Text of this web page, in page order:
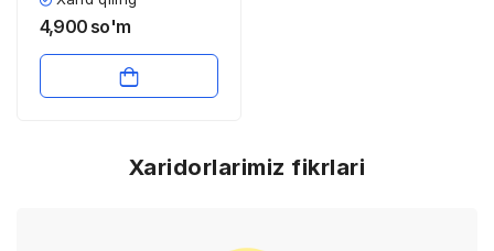
4,900 so'm
Xaridorlarimiz fikrlari